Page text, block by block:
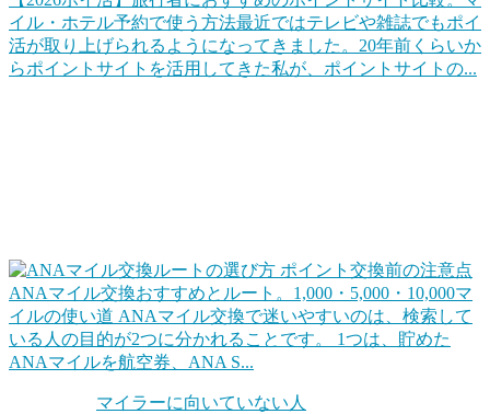
イル・ホテル予約で使う方法最近ではテレビや雑誌でもポイ
活が取り上げられるようになってきました。20年前くらいか
らポイントサイトを活用してきた私が、ポイントサイトの...
ANAマイル交換おすすめとルート。1,000・5,000・10,000マ
イルの使い道 ANAマイル交換で迷いやすいのは、検索して
いる人の目的が2つに分かれることです。 1つは、貯めた
ANAマイルを航空券、ANA S...
マイラーに向いていない人